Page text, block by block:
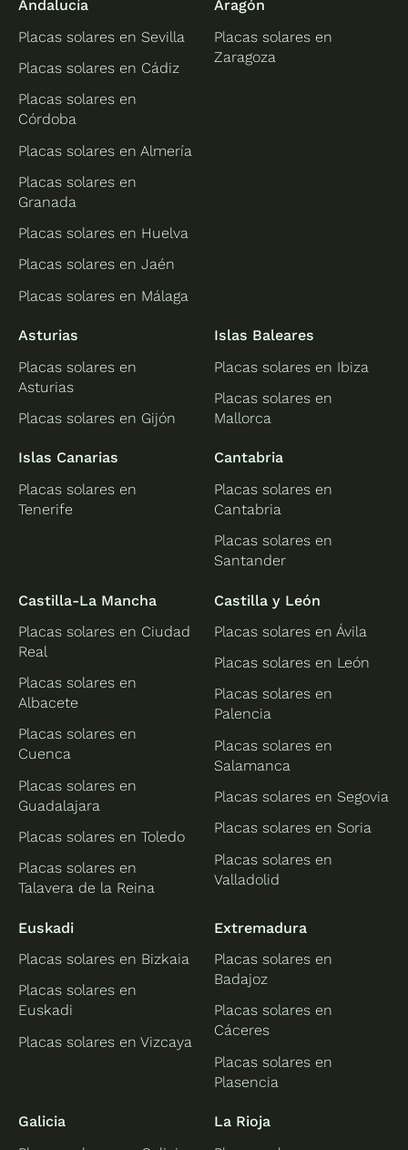
Andalucía
Placas solares en Sevilla
Placas solares en Cádiz
Placas solares en
Córdoba
Placas solares en Almería
Placas solares en
Granada
Placas solares en Huelva
Placas solares en Jaén
Placas solares en Málaga
Aragón
Placas solares en
Zaragoza
Asturias
Placas solares en
Asturias
Placas solares en Gijón
Islas Baleares
Placas solares en Ibiza
Placas solares en
Mallorca
Islas Canarias
Placas solares en
Tenerife
Cantabria
Placas solares en
Cantabria
Placas solares en
Santander
Castilla-La Mancha
Placas solares en Ciudad
Real
Placas solares en
Albacete
Placas solares en
Cuenca
Placas solares en
Guadalajara
Placas solares en Toledo
Placas solares en
Talavera de la Reina
Castilla y León
Placas solares en Ávila
Placas solares en León
Placas solares en
Palencia
Placas solares en
Salamanca
Placas solares en Segovia
Placas solares en Soria
Placas solares en
Valladolid
Euskadi
Placas solares en Bizkaia
Placas solares en
Euskadi
Placas solares en Vizcaya
Extremadura
Placas solares en
Badajoz
Placas solares en
Cáceres
Placas solares en
Plasencia
Galicia
La Rioja